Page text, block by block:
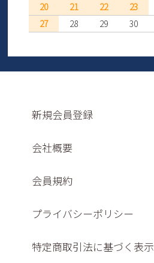
20
21 22 23
27
28 29 30
新規会員登録
会社概要
会員規約
プライバシーポリシー
特定商取引法に基づく表示